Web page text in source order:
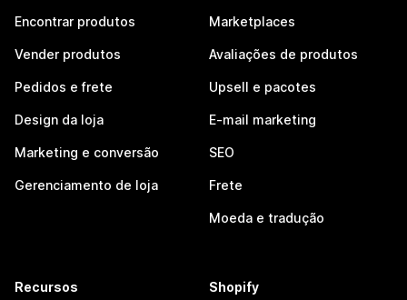
Encontrar produtos
Vender produtos
Pedidos e frete
Design da loja
Marketing e conversão
Gerenciamento de loja
Marketplaces
Avaliações de produtos
Upsell e pacotes
E-mail marketing
SEO
Frete
Moeda e tradução
Recursos Shopify